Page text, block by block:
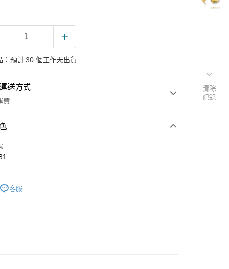
：預計 30 個工作天出貨
送方式
費
付款
客服
清除
紀錄